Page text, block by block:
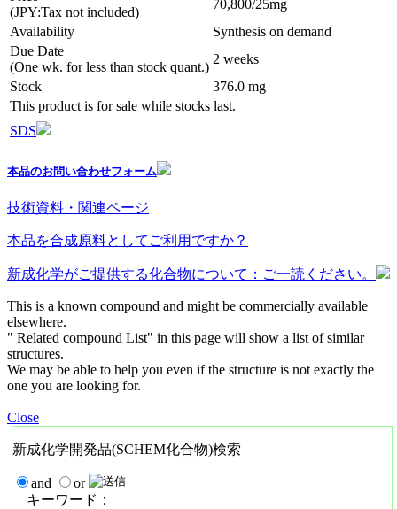
(JPY:Tax not included)
70,800/25mg
Availability
Synthesis on demand
Due Date
(One wk. for less than stock quant.)
2 weeks
Stock
376.0 mg
This product is for sale while stocks last.
SDS
本品のお問い合わせフォーム
技術資料・関連ページ
本品を合成原料としてご利用ですか？
新成化学がご提供する化合物について：ご一読ください。
This is a known compound and might be commercially available
elsewhere.
" Related compound List" in this page will show a list of similar
structures.
We may be able to help you even if the structure is not exactly the
one you are looking for.
Close
新成化学開発品(SCHEM化合物)検索
and
or
キーワード：